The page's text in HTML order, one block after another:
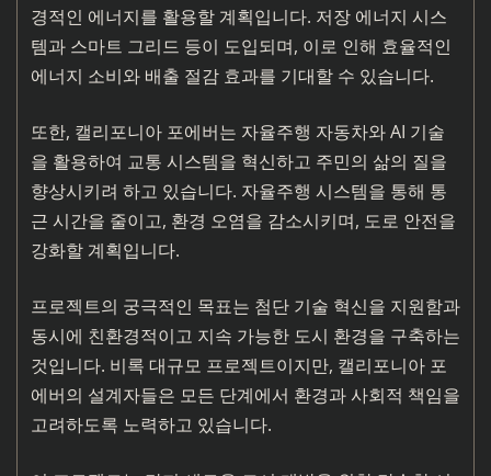
경적인 에너지를 활용할 계획입니다. 저장 에너지 시스
템과 스마트 그리드 등이 도입되며, 이로 인해 효율적인
에너지 소비와 배출 절감 효과를 기대할 수 있습니다.
또한, 캘리포니아 포에버는 자율주행 자동차와 AI 기술
을 활용하여 교통 시스템을 혁신하고 주민의 삶의 질을
향상시키려 하고 있습니다. 자율주행 시스템을 통해 통
근 시간을 줄이고, 환경 오염을 감소시키며, 도로 안전을
강화할 계획입니다.
프로젝트의 궁극적인 목표는 첨단 기술 혁신을 지원함과
동시에 친환경적이고 지속 가능한 도시 환경을 구축하는
것입니다. 비록 대규모 프로젝트이지만, 캘리포니아 포
에버의 설계자들은 모든 단계에서 환경과 사회적 책임을
고려하도록 노력하고 있습니다.